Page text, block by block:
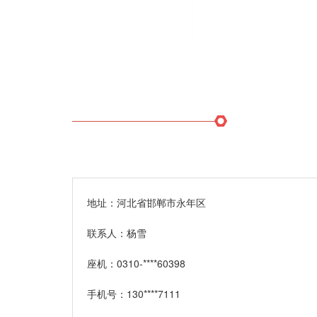
地址：河北省邯郸市永年区
联系人：杨雪
座机： 0310-****60398
手机号： 130****7111